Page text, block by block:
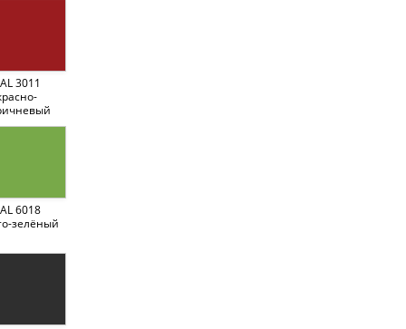
3011
6018
зелёный